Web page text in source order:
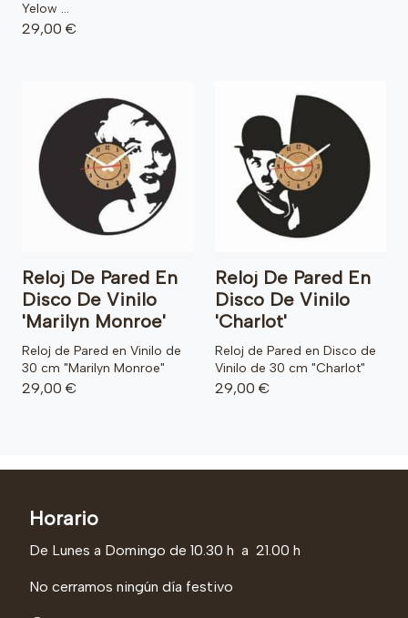
Yelow ...
29,00 €
Reloj De Pared En
Disco De Vinilo
'Marilyn Monroe'
Reloj de Pared en Vinilo de
30 cm "Marilyn Monroe"
29,00 €
Reloj De Pared En
Disco De Vinilo
'Charlot'
Reloj de Pared en Disco de
Vinilo de 30 cm "Charlot"
29,00 €
Horario
De Lunes a Domingo de 10.30 h a 21.00 h
No cerramos ningún día festivo